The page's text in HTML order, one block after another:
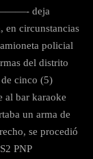
deja
en circunstancias
policial
del distrito
cinco (5)
al bar karaoke
un arma de
se procedió
PNP